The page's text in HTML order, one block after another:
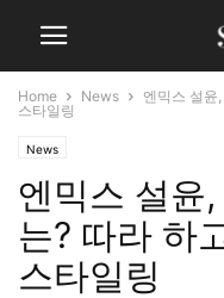
Home News
엔믹스 설윤
스타일링
News
엔믹스 설윤
는? 따라 하
스타일링